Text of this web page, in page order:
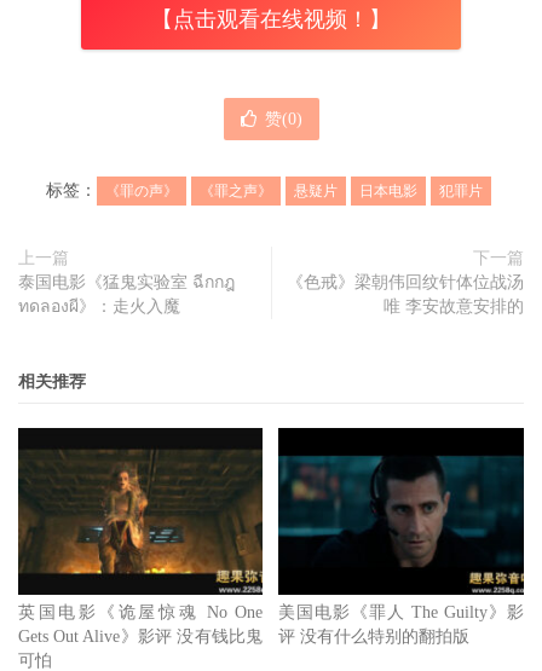
光晖的价值体现，而是揉合着人性种种自利下的丑陋，端视
时，还贪婪的希冀慰藉自我底心下的正义感。却又在最终事
迹败露之后，不负责任的选择远走他乡，当个遗世独立的隐
人生，对他们而言，居然可以连一句道歉都没有，直是一副
实、最丑陋的嘴脸。
（星野源 饰）在整理父亲遗物时，意外发现一卷录音带，
带中存有一段自己声音录制的片段，经过比对，愕然发现与
35年前一桩食品公司的千面人恐吓案录音档相同。
为追查真相，其与重新调查该案的记者阿久津（小栗旬
饰）联手，揭发该起悬案背后、不为人知的种种秘辛。
【点击观看在线视频！】
赞(0)
标签： 《罪の声》 《罪之声》 悬疑片 日本电影 犯罪片
上一篇
泰国电影《猛鬼实验室 ฉีกกฎ
ทดลองผี》：走火入魔
下一篇
《色戒》梁朝伟回纹针体位战汤
唯 李安故意安排的
相关推荐
英国电影《诡屋惊魂 No One
Gets Out Alive》影评 没有钱比鬼
可怕
美国电影《罪人 The Guilty》影
评 没有什么特别的翻拍版